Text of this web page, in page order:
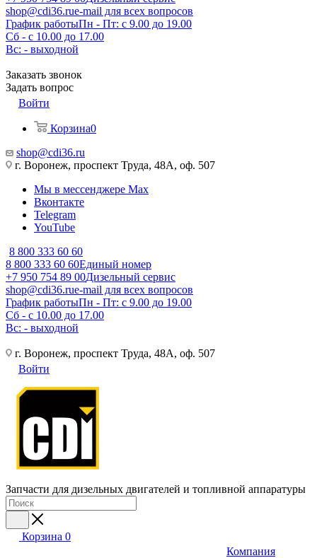
shop@cdi36.rue-mail для всех вопросов
График работыПн - Пт: с 9.00 до 19.00
Сб - с 10.00 до 17.00
Вс: - выходной
Заказать звонок
Задать вопрос
Войти
Корзина0
shop@cdi36.ru
г. Воронеж, проспект Труда, 48А, оф. 507
Мы в мессенджере Max
Вконтакте
Telegram
YouTube
8 800 333 60 60
8 800 333 60 60Единый номер
+7 950 754 89 00Дизельный сервис
shop@cdi36.rue-mail для всех вопросов
График работыПн - Пт: с 9.00 до 19.00
Сб - с 10.00 до 17.00
Вс: - выходной
г. Воронеж, проспект Труда, 48А, оф. 507
Войти
Запчасти для дизельных двигателей и топливной аппаратуры
Корзина 0
Компания